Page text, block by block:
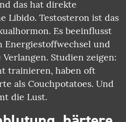
das hat direkte
Libido. Testosteron ist das
Es beeinflusst
Energiestoffwechsel und
Verlangen. Studien zeigen:
trainieren, haben oft
als Couchpotatoes. Und
die Lust.